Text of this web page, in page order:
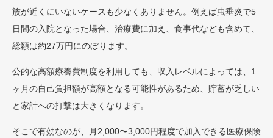
族が近くにいないケースも少なくありません。例えば虫垂炎で5
日間の入院となった場合、治療費に加え、食事代なども含めて、
総額は約27万円にのぼります。
公的な高額療養費制度を利用しても、収入レベルによっては、1
ヶ月の自己負担額が高額となる可能性があるため、貯蓄が乏しい
と家計への打撃は大きくなります。
そこで有効なのが、月2,000〜3,000円程度で加入できる医療保険